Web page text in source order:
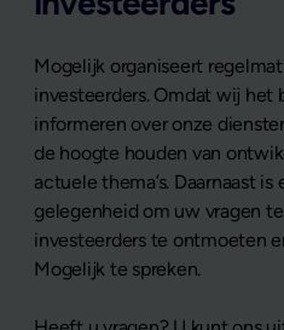
Mogelijk organiseert
investeerders. Omdat wij het
informeren over onze
de hoogte houden van
actuele thema’s. Daarnaast
gelegenheid om uw vragen
investeerders te ontmoeten
Mogelijk te spreken.